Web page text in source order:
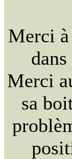
Merci
Merci
sa